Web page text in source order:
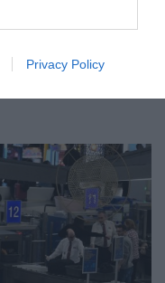
Privacy Policy
προς